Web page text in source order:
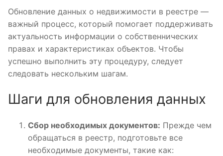
Обновление данных о недвижимости в реестре —
важный процесс, который помогает поддерживать
актуальность информации о собственнических
правах и характеристиках объектов. Чтобы
успешно выполнить эту процедуру, следует
следовать нескольким шагам.
Шаги для обновления данных
Сбор необходимых документов: Прежде чем
обращаться в реестр, подготовьте все
необходимые документы, такие как: